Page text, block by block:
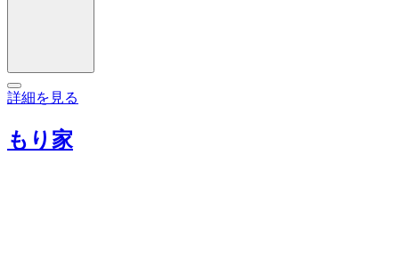
詳細を見る
もり家